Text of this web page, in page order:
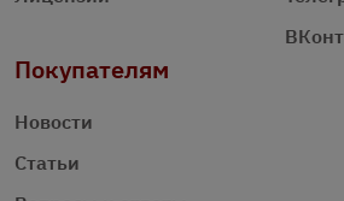
Покупателям
Новости
Статьи